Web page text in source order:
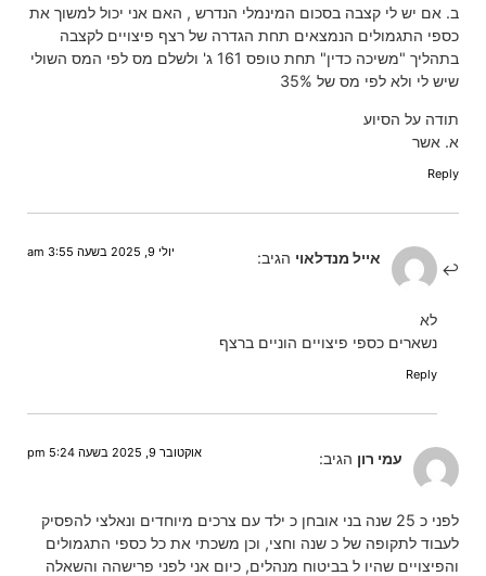
ב. אם יש לי קצבה בסכום המינמלי הנדרש , האם אני יכול למשוך את
כספי התגמולים הנמצאים תחת הגדרה של רצף פיצויים לקצבה
בתהליך "משיכה כדין" תחת טופס 161 ג' ולשלם מס לפי המס השולי
שיש לי ולא לפי מס של 35%
תודה על הסיוע
א. אשר
Reply
אייל מנדלאוי הגיב: יולי 9, 2025 בשעה 3:55 am
לא
נשארים כספי פיצויים הוניים ברצף
Reply
עמי רון הגיב: אוקטובר 9, 2025 בשעה 5:24 pm
לפני כ 25 שנה בני אובחן כ ילד עם צרכים מיוחדים ונאלצי להפסיק
לעבוד לתקופה של כ שנה וחצי, וכן משכתי את כל כספי התגמולים
והפיצויים שהיו ל בביטוח מנהלים, כיום אני לפני פרישהה והשאלה